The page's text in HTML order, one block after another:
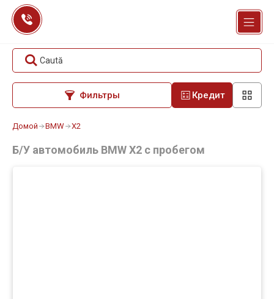
Перейти
содержанию
Caută
Фильтры Кредит
Домой BMW X2
Б/У автомобиль BMW X2 с пробегом